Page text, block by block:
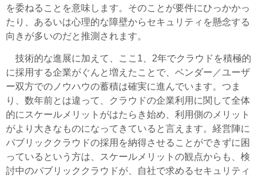
を委ねることを意味します。そのことが要件にひっかかっ
たり、あるいは心理的な障壁からセキュリティを懸念する
向きが多いのだと推測されます。
技術的な進展に加えて、ここ1、2年でクラウドを積極的
に採用する企業がぐんと増えたことで、ベンダー／ユーザ
ー双方でのノウハウの蓄積は確実に進んでいます。つま
り、数年前とは違って、クラウドの企業利用に関して全体
的にスケールメリットがはたらき始め、利用側のメリット
がより大きなものになってきていると言えます。経営陣に
パブリッククラウドの採用を納得させることができずに困
っているという方は、スケールメリットの観点からも、検
討中のパブリッククラウドが、自社で求めるセキュリティ